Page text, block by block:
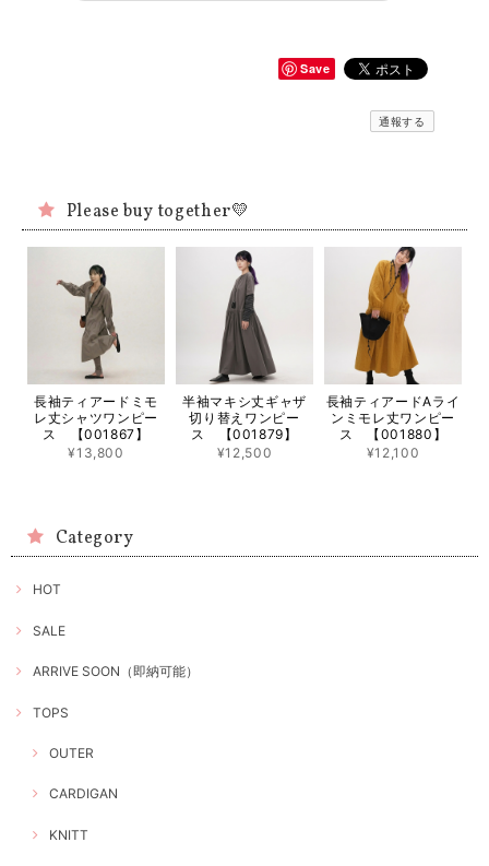
Save
通報する
Please buy together💛
長袖ティアードミモ
レ丈シャツワンピー
ス 【001867】
¥13,800
半袖マキシ丈ギャザ
切り替えワンピー
ス 【001879】
¥12,500
長袖ティアードAライ
ンミモレ丈ワンピー
ス 【001880】
¥12,100
Category
HOT
SALE
ARRIVE SOON（即納可能）
TOPS
OUTER
CARDIGAN
KNITT